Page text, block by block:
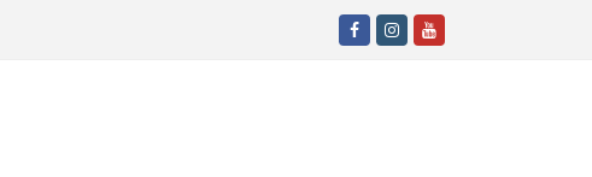
Facebook
Instagram
Youtube